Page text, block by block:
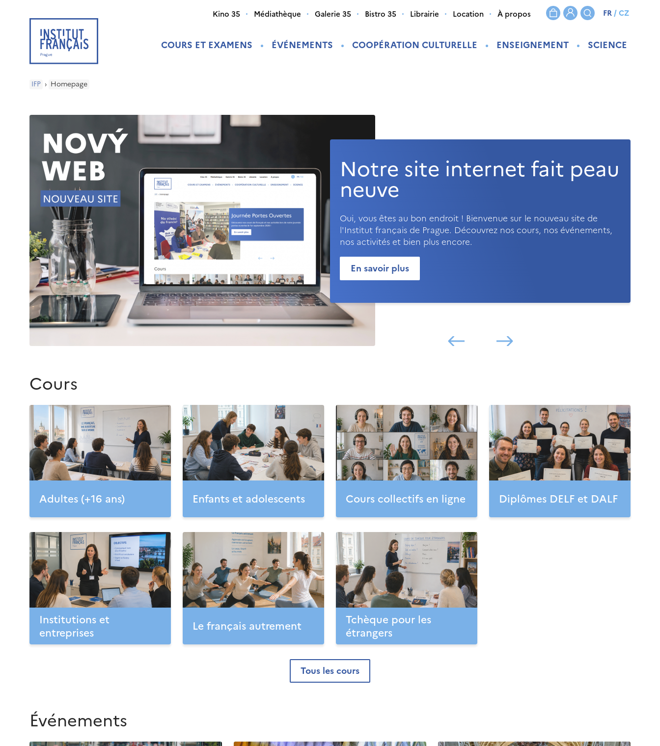
COURS ET EXAMENS ÉVÉNEMENTS COOPÉRATION CULTURELLE ENSEIGNEMENT SCIENCE
Kino 35 Médiathèque Galerie 35 Bistro 35 Librairie Location À propos FR/CZ
IFP › Homepage
Notre site internet fait peau
neuve
Oui, vous êtes au bon endroit ! Bienvenue sur le nouveau site de
l'Institut français de Prague. Découvrez nos cours, nos événements,
nos activités et bien plus encore.
En savoir plus
Cours
Adultes (+16 ans) Enfants et adolescents Cours collectifs en ligne Diplômes DELF et DALF
Institutions et
entreprises
Le français autrement
Tchèque pour les
étrangers
tous les cours
Événements